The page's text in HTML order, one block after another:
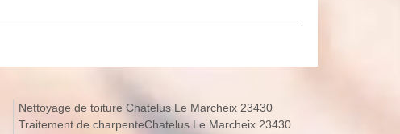
Nettoyage de toiture Chatelus Le Marcheix 23430
Traitement de charpenteChatelus Le Marcheix 23430